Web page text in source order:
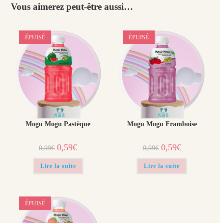
Vous aimerez peut-être aussi…
ÉPUISÉ
Mogu Mogu Pastèque
0,99€ Le
prix
initial
était :
0,99€.
0,59€Le
prix
actuel
0,59€.
Lire la suite
ÉPUISÉ
Mogu Mogu Framboise
0,99€ Le
prix
initial
était :
0,99€.
0,59€Le
prix
actuel
0,59€.
Lire la suite
ÉPUISÉ